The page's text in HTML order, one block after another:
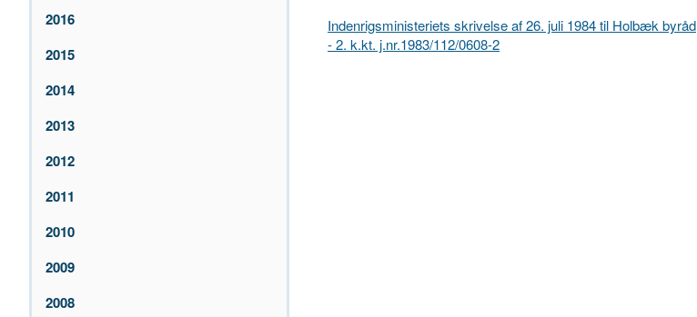
2016
2015
2014
2013
2012
2011
2010
2009
2008
Indenrigsministeriets skrivelse af 26. juli 1984 til Holbæk byråd
- 2. k.kt. j.nr.1983/112/0608-2